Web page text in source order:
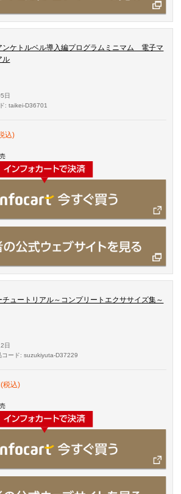
ンケトルベル導入編プログラムミニマム 電子マ
ル
日
: taikei-D36701
込)
チュートリアル～コンプリートエクササイズ集～
日
コード: suzukiyuta-D37229
(税込)